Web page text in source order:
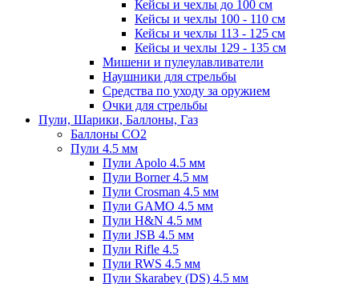
Кейсы и чехлы до 100 см
Кейсы и чехлы 100 - 110 см
Кейсы и чехлы 113 - 125 см
Кейсы и чехлы 129 - 135 см
Мишени и пулеулавливатели
Наушники для стрельбы
Средства по уходу за оружием
Очки для стрельбы
Пули, Шарики, Баллоны, Газ
Баллоны CO2
Пули 4.5 мм
Пули Apolo 4.5 мм
Пули Borner 4.5 мм
Пули Crosman 4.5 мм
Пули GAMO 4.5 мм
Пули H&N 4.5 мм
Пули JSB 4.5 мм
Пули Rifle 4.5
Пули RWS 4.5 мм
Пули Skarabey (DS) 4.5 мм